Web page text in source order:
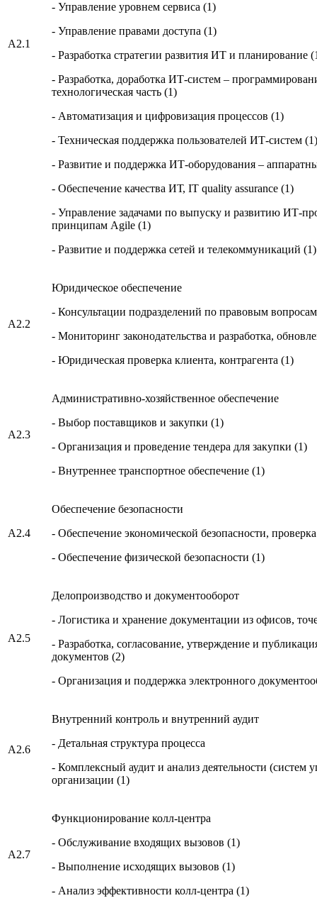
A2.1
- Управление уровнем сервиса (1)
- Управление правами доступа (1)
- Разработка стратегии развития ИТ и планирование
- Разработка, доработка ИТ-систем –
технологическая часть (1)
- Автоматизация и цифровизация процессов (1)
- Техническая поддержка пользователей ИТ-систем (1)
- Развитие и поддержка ИТ-оборудования –
- Обеспечение качества ИТ, IT quality assurance (1)
- Управление задачами по выпуску и развитию ИТ-
принципам Agile (1)
- Развитие и поддержка сетей и телекоммуникаций (1)
А2.2
Юридическое обеспечение
- Консультации подразделений по правовым
- Мониторинг законодательства и разработка,
- Юридическая проверка клиента, контрагента (1)
A2.3
Административно-хозяйственное обеспечение
- Выбор поставщиков и закупки (1)
- Организация и проведение тендера для закупки (1)
- Внутреннее транспортное обеспечение (1)
A2.4
Обеспечение безопасности
- Обеспечение экономической безопасности,
- Обеспечение физической безопасности (1)
А2.5
Делопроизводство и документооборот
- Логистика и хранение документации из офисов,
- Разработка, согласование, утверждение и
документов (2)
- Организация и поддержка электронного
А2.6
Внутренний контроль и внутренний аудит
- Детальная структура процесса
- Комплексный аудит и анализ деятельности (систем
организации (1)
A2.7
Функционирование колл-центра
- Обслуживание входящих вызовов (1)
- Выполнение исходящих вызовов (1)
- Анализ эффективности колл-центра (1)